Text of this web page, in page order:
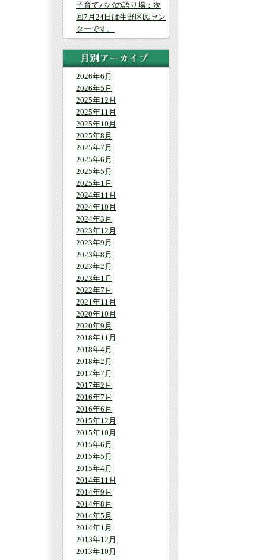
子育てパパの語り場：次
回7月24日は生野区民セン
ターです。
2026年6月
2026年5月
2025年12月
2025年11月
2025年10月
2025年8月
2025年7月
2025年6月
2025年5月
2025年1月
2024年11月
2024年10月
2024年3月
2023年12月
2023年9月
2023年8月
2023年2月
2023年1月
2022年7月
2021年11月
2020年10月
2020年9月
2018年11月
2018年4月
2018年2月
2017年7月
2017年2月
2016年7月
2016年6月
2015年12月
2015年10月
2015年6月
2015年5月
2015年4月
2014年11月
2014年9月
2014年8月
2014年5月
2014年1月
2013年12月
2013年10月